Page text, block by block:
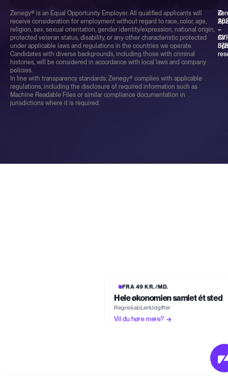
Zenegy® is an Equal Opportunity Employer. All qualified applicants will
receive consideration for employment without regard to race, color, age,
religion, sex, sexual orientation, gender identity/expression, national origin,
protected veteran status, disability, or any other characteristic protected
under applicable laws and regulations in the countries we operate.
Candidates with diverse backgrounds, including those with criminal
histories, will be considered in accordance with local laws and company
policies.
In line with transparency standards, Zenegy® complies with applicable
regulations, including the disclosure of required information such as
Machine Readable Files or similar compliance documentation in
jurisdictions where it is required.
©
–
All
–
FRA 49 KR./MD.
Hele økonomien samlet ét sted
RegnskabLønUdgifter
Vil du høre mere?